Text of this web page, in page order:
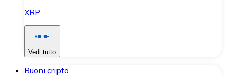
XRP
Vedi tutto
Buoni cripto